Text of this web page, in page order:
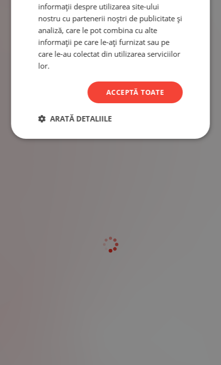
informații despre utilizarea site-ului
nostru cu partenerii noștri de publicitate și
analiză, care le pot combina cu alte
informații pe care le-ați furnizat sau pe
care le-au colectat din utilizarea serviciilor
lor.
ACCEPTĂ TOATE
ARATĂ DETALIILE